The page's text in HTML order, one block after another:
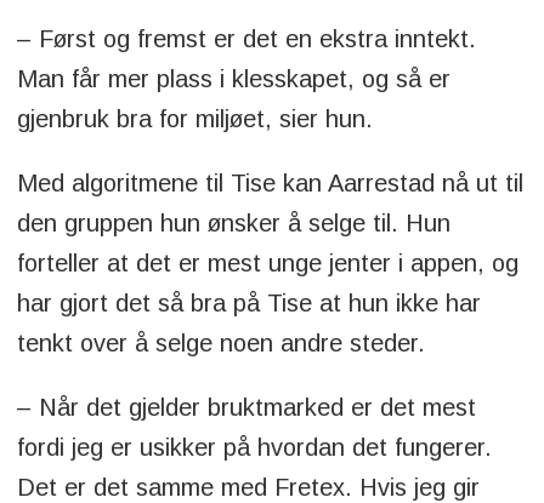
– Først og fremst er det en ekstra inntekt.
Man får mer plass i klesskapet, og så er
gjenbruk bra for miljøet, sier hun.
Med algoritmene til Tise kan Aarrestad nå ut til
den gruppen hun ønsker å selge til. Hun
forteller at det er mest unge jenter i appen, og
har gjort det så bra på Tise at hun ikke har
tenkt over å selge noen andre steder.
– Når det gjelder bruktmarked er det mest
fordi jeg er usikker på hvordan det fungerer.
Det er det samme med Fretex. Hvis jeg gir